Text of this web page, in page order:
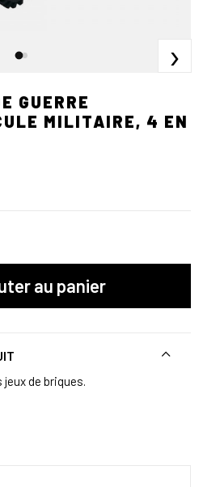
›
GUERRE
MILITAIRE, 4 EN
au panier
de briques.